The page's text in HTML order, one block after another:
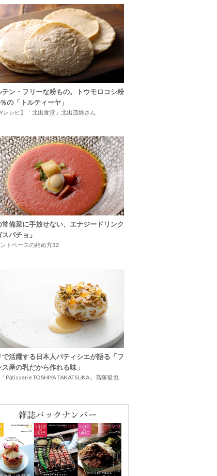
テン・フリーな粉もの。トウモロコシ粉
の「トルティーヤ」
レシピ】「北出食堂」北出茂雄さん
常備菜に手放せない、エナジードリンク
パチョ」
トベースの始め方32
で活躍する日本人パティシエが語る「フ
産の乳だから作れる味」
Pâtisserie TOSHIYA TAKATSUKA」高塚俊也